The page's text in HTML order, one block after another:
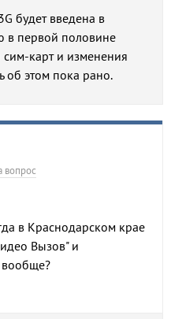
будет введена в
в первой половине
карт и изменения
об этом пока рано.
вопрос
в Краснодарском крае
Вызов" и
вообще?